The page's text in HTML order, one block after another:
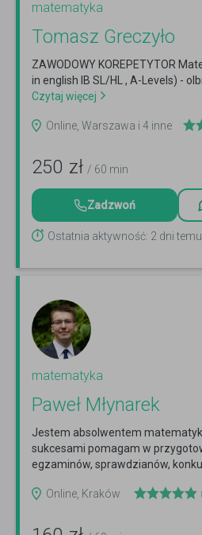
matematyka
Tomasz Greczyło
ZAWODOWY KOREPETYTOR
in english IB SL/HL , A-Levels) -
Czytaj więcej
Online, Warszawa i 4 inne
250 zł / 60 min
Zadzwoń
Ostatnia aktywność: 2 dni temu
matematyka
Paweł Młynarek
Jestem absolwentem
sukcesami pomagam w
egzaminów, sprawdzianów,
Online, Kraków